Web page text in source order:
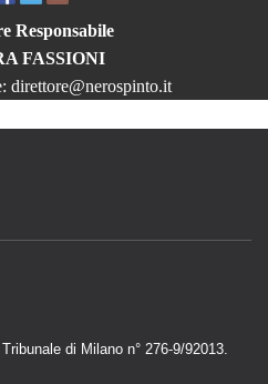
Responsabile
FASSIONI
direttore@nerospinto.it
di Milano n° 276-9/92013.